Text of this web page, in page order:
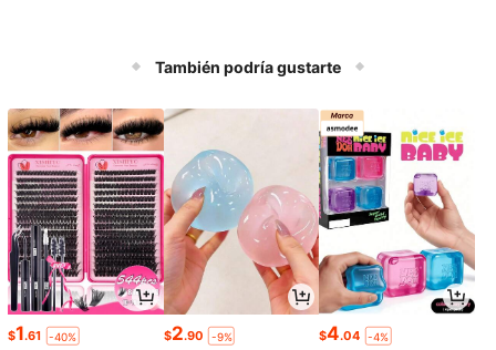
También podría gustarte
$1.61 -40% $2.90 -9% $4.04 -4%